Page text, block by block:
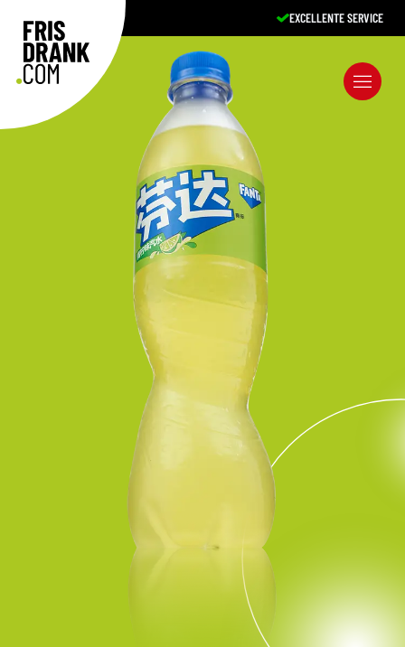
EXCELLENTE SERVICE